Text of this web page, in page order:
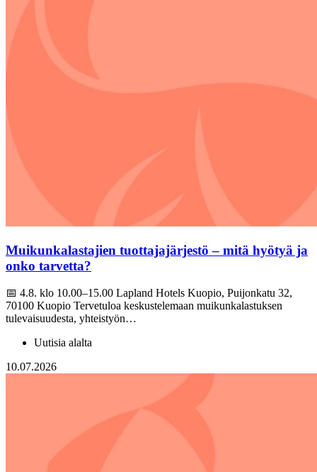
Muikunkalastajien tuottajajärjestö – mitä hyötyä ja
onko tarvetta?
📅 4.8. klo 10.00–15.00 Lapland Hotels Kuopio, Puijonkatu 32,
70100 Kuopio Tervetuloa keskustelemaan muikunkalastuksen
tulevaisuudesta, yhteistyön…
Uutisia alalta
10.07.2026